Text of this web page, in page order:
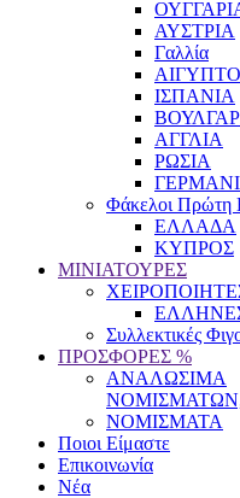
ΑΥΣΤΡΙΑ
Γαλλία
ΙΣΠΑΝΙΑ
ΑΓΓΛΙΑ
ΡΩΣΙΑ
Φάκελοι Πρώτη
ΕΛΛΑΔΑ
ΚΥΠΡΟΣ
ΜΙΝΙΑΤΟΥΡΕΣ
Συλλεκτικές
ΠΡΟΣΦΟΡΕΣ %
ΑΝΑΛΩΣΙΜΑ
ΝΟΜΙΣΜΑΤΑ
Ποιοι Είμαστε
Επικοινωνία
Νέα